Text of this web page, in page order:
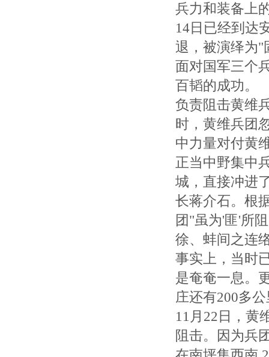
兵力和装备上
14日已经到达
退，被演绎为"
面对国军三个
百韬的成功。
负责阻击黄维
时，黄维兵团
中力量对付黄
正当中野集中
城，直接冲进
长蒋介石。根
团"虽为'匪'所
徐、蚌间之连
事实上，当时
是奄奄一息。
庄还有200多
11月22日，黄
阻击。因为兵